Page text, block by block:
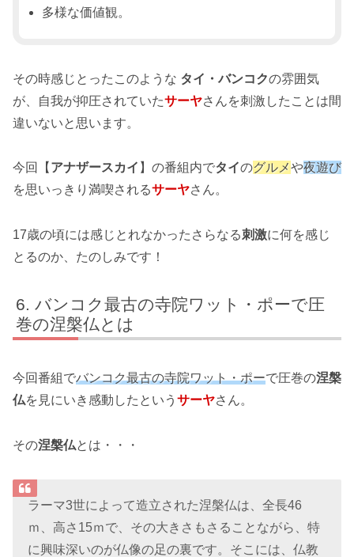
多様な価値観。
その時感じとったこのような タイ・バンコクの雰囲気
が、自我が抑圧されていたサーヤさんを刺激したことは間
違いないと思います。
今回【 アナザースカイ 】の番組内でタイのグルメや夜遊び
を思いっきり満喫されるサーヤさん。
17歳の頃には感じとれなかったさらなる刺激に何を感じ
とるのか、たのしみです！
バンコク最古の寺院ワット・ポーで圧
巻の涅槃仏とは
今回番組でバンコク最古の寺院ワット・ポーで圧巻の涅槃
仏を見にいき感動したという サーヤさん。
その涅槃仏とは・・・
ラーマ3世によって造立された涅槃仏は、全長46
ｍ、高さ15ｍで、その大きさもさることながら、特
に興味深いのが仏像の足の裏です。そこには、仏教